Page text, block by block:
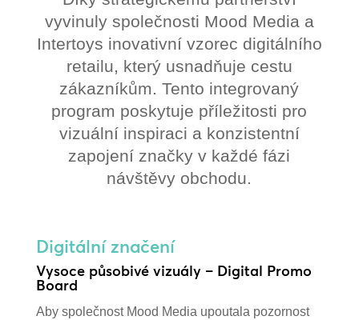
vyvinuly společnosti Mood Media a
Intertoys inovativní vzorec digitálního
retailu, který usnadňuje cestu
zákazníkům. Tento integrovaný
program poskytuje příležitosti pro
vizuální inspiraci a konzistentní
zapojení značky v každé fázi
návštěvy obchodu.
Digitální značení
Vysoce působivé vizuály – Digital Promo
Board
Aby společnost Mood Media upoutala pozornost